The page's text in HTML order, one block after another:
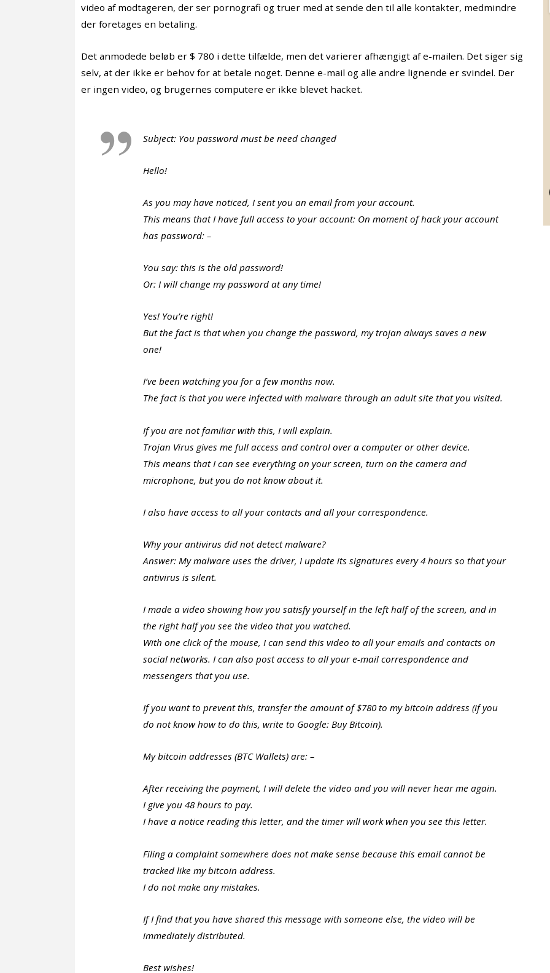
video af modtageren, der ser pornografi og truer med at sende den til alle kontakter, medmindre
der foretages en betaling.
Det anmodede beløb er $ 780 i dette tilfælde, men det varierer afhængigt af e-mailen. Det siger sig
selv, at der ikke er behov for at betale noget. Denne e-mail og alle andre lignende er svindel. Der
er ingen video, og brugernes computere er ikke blevet hacket.
Subject: You password must be need changed
Hello!
As you may have noticed, I sent you an email from your account.
This means that I have full access to your account: On moment of hack your account
has password: –
You say: this is the old password!
Or: I will change my password at any time!
Yes! You’re right!
But the fact is that when you change the password, my trojan always saves a new
one!
I’ve been watching you for a few months now.
The fact is that you were infected with malware through an adult site that you visited.
If you are not familiar with this, I will explain.
Trojan Virus gives me full access and control over a computer or other device.
This means that I can see everything on your screen, turn on the camera and
microphone, but you do not know about it.
I also have access to all your contacts and all your correspondence.
Why your antivirus did not detect malware?
Answer: My malware uses the driver, I update its signatures every 4 hours so that your
antivirus is silent.
I made a video showing how you satisfy yourself in the left half of the screen, and in
the right half you see the video that you watched.
With one click of the mouse, I can send this video to all your emails and contacts on
social networks. I can also post access to all your e-mail correspondence and
messengers that you use.
If you want to prevent this, transfer the amount of $780 to my bitcoin address (if you
do not know how to do this, write to Google: Buy Bitcoin).
My bitcoin addresses (BTC Wallets) are: –
After receiving the payment, I will delete the video and you will never hear me again.
I give you 48 hours to pay.
I have a notice reading this letter, and the timer will work when you see this letter.
Filing a complaint somewhere does not make sense because this email cannot be
tracked like my bitcoin address.
I do not make any mistakes.
If I find that you have shared this message with someone else, the video will be
immediately distributed.
Best wishes!